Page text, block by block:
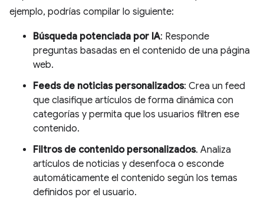
ejemplo, podrías compilar lo siguiente:
Búsqueda potenciada por IA: Responde
preguntas basadas en el contenido de una página
web.
Feeds de noticias personalizados: Crea un feed
que clasifique artículos de forma dinámica con
categorías y permita que los usuarios filtren ese
contenido.
Filtros de contenido personalizados. Analiza
artículos de noticias y desenfoca o esconde
automáticamente el contenido según los temas
definidos por el usuario.